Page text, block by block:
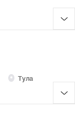
Тула